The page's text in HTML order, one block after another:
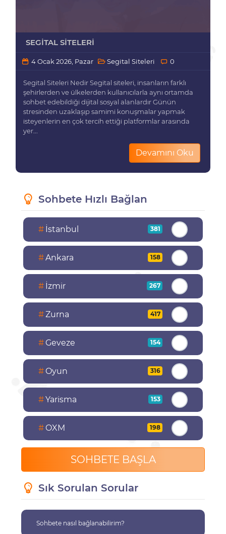
SEGITAL SITELERI
4 Ocak 2026, Pazar Segital Siteleri 0
Segital Siteleri Nedir Segital siteleri, insanların farklı
şehirlerden ve ülkelerden kullanıcılarla aynı ortamda
sohbet edebildiği dijital sosyal alanlardır Günün
stresinden uzaklaşıp samimi konuşmalar yapmak
isteyenlerin en çok tercih ettiği platformlar arasında
yer...
Devamını Oku
Sohbete Hızlı Bağlan
# İstanbul 381
#Ankara 158
# İzmir 267
#Zurna 417
# Geveze 154
# Oyun 316
#Yarisma 153
# OXM 198
SOHBETE BAŞLA
Sık Sorulan Sorular
Sohbete nasıl bağlanabilirim?